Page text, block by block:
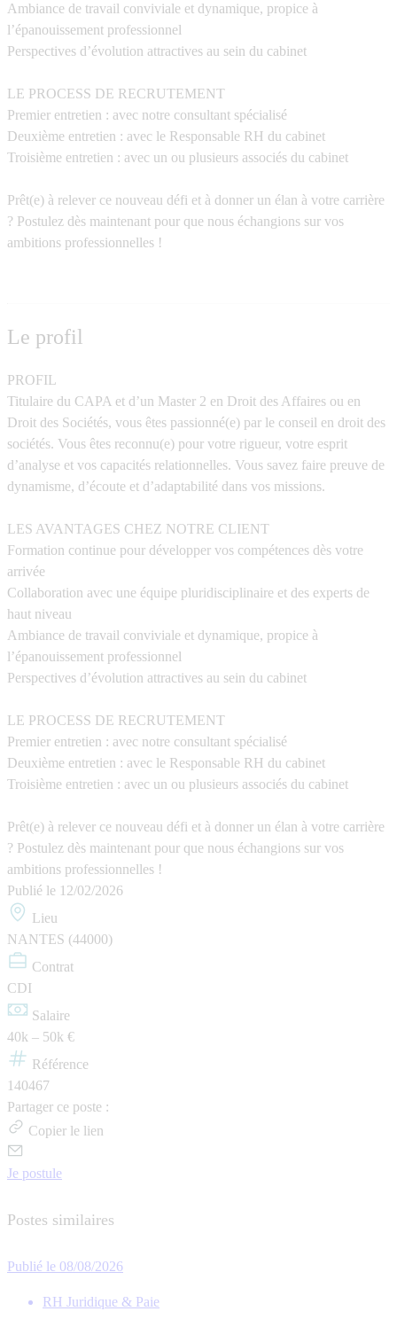
Ambiance de travail conviviale et dynamique, propice à
l’épanouissement professionnel
Perspectives d’évolution attractives au sein du cabinet
LE PROCESS DE RECRUTEMENT
Premier entretien : avec notre consultant spécialisé
Deuxième entretien : avec le Responsable RH du cabinet
Troisième entretien : avec un ou plusieurs associés du cabinet
Prêt(e) à relever ce nouveau défi et à donner un élan à votre carrière
? Postulez dès maintenant pour que nous échangions sur vos
ambitions professionnelles !
Le profil
PROFIL
Titulaire du CAPA et d’un Master 2 en Droit des Affaires ou en
Droit des Sociétés, vous êtes passionné(e) par le conseil en droit des
sociétés. Vous êtes reconnu(e) pour votre rigueur, votre esprit
d’analyse et vos capacités relationnelles. Vous savez faire preuve de
dynamisme, d’écoute et d’adaptabilité dans vos missions.
LES AVANTAGES CHEZ NOTRE CLIENT
Formation continue pour développer vos compétences dès votre
arrivée
Collaboration avec une équipe pluridisciplinaire et des experts de
haut niveau
Ambiance de travail conviviale et dynamique, propice à
l’épanouissement professionnel
Perspectives d’évolution attractives au sein du cabinet
LE PROCESS DE RECRUTEMENT
Premier entretien : avec notre consultant spécialisé
Deuxième entretien : avec le Responsable RH du cabinet
Troisième entretien : avec un ou plusieurs associés du cabinet
Prêt(e) à relever ce nouveau défi et à donner un élan à votre carrière
? Postulez dès maintenant pour que nous échangions sur vos
ambitions professionnelles !
Publié le 12/02/2026
Lieu
NANTES (44000)
Contrat
CDI
Salaire
40k – 50k €
Référence
140467
Partager ce poste :
Copier le lien
Je postule
Postes similaires
Publié le 08/08/2026
RH Juridique & Paie